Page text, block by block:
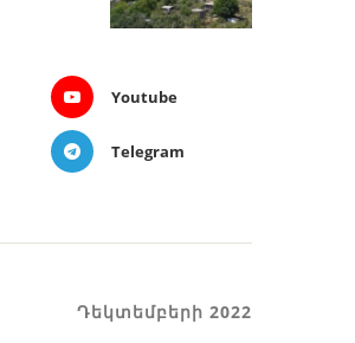
Youtube
Telegram
Դեկտեմբերի 2022